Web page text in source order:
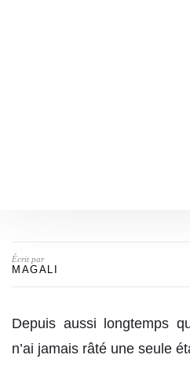
Écrit par
MAGALI
Depuis aussi longtemps
n’ai jamais râté une seule